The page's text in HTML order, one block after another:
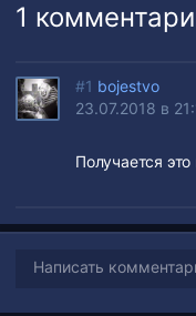
1
#1 bojestvo
23.07.2018 в
Получается
Написать